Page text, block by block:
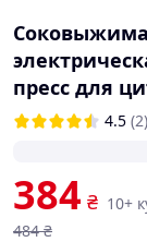
пресс для
4.5 (2)
384 ₴ 10+
484 ₴